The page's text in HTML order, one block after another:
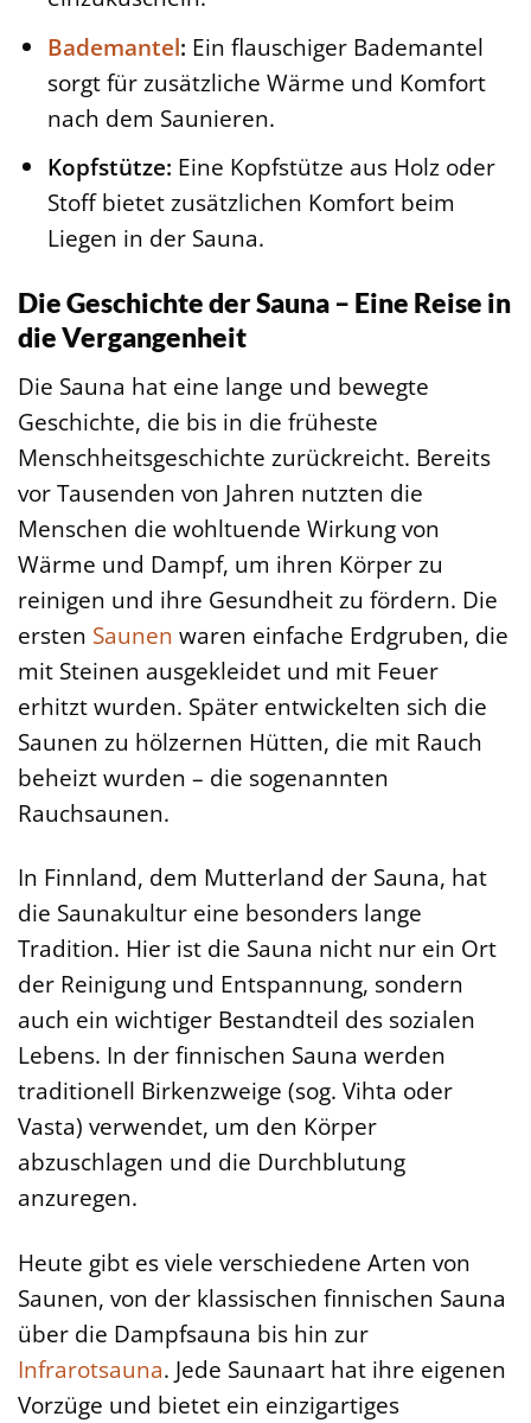
Bademantel: Ein flauschiger Bademantel
sorgt für zusätzliche Wärme und Komfort
nach dem Saunieren.
Kopfstütze: Eine Kopfstütze aus Holz oder
Stoff bietet zusätzlichen Komfort beim
Liegen in der Sauna.
Die Geschichte der Sauna – Eine Reise in
die Vergangenheit
Die Sauna hat eine lange und bewegte
Geschichte, die bis in die früheste
Menschheitsgeschichte zurückreicht. Bereits
vor Tausenden von Jahren nutzten die
Menschen die wohltuende Wirkung von
Wärme und Dampf, um ihren Körper zu
reinigen und ihre Gesundheit zu fördern. Die
ersten Saunen waren einfache Erdgruben, die
mit Steinen ausgekleidet und mit Feuer
erhitzt wurden. Später entwickelten sich die
Saunen zu hölzernen Hütten, die mit Rauch
beheizt wurden – die sogenannten
Rauchsaunen.
In Finnland, dem Mutterland der Sauna, hat
die Saunakultur eine besonders lange
Tradition. Hier ist die Sauna nicht nur ein Ort
der Reinigung und Entspannung, sondern
auch ein wichtiger Bestandteil des sozialen
Lebens. In der finnischen Sauna werden
traditionell Birkenzweige (sog. Vihta oder
Vasta) verwendet, um den Körper
abzuschlagen und die Durchblutung
anzuregen.
Heute gibt es viele verschiedene Arten von
Saunen, von der klassischen finnischen Sauna
über die Dampfsauna bis hin zur
Infrarotsauna. Jede Saunaart hat ihre eigenen
Vorzüge und bietet ein einzigartiges